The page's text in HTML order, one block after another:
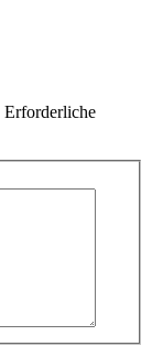
Erforderliche